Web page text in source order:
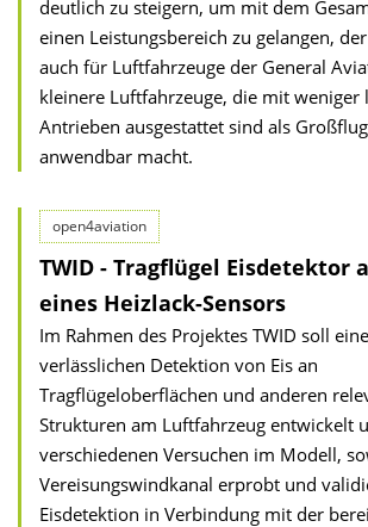
deutlich zu steigern, um mit dem
einen Leistungsbereich zu gelangen,
auch für Luftfahrzeuge der General
kleinere Luftfahrzeuge, die mit weniger
Antrieben ausgestattet sind als
anwendbar macht.
open4aviation
TWID - Tragflügel Eisdetektor
eines Heizlack-Sensors
Im Rahmen des Projektes TWID soll
verlässlichen Detektion von Eis an
Tragflügeloberflächen und anderen
Strukturen am Luftfahrzeug entwickelt
verschiedenen Versuchen im Modell,
Vereisungswindkanal erprobt und
Eisdetektion in Verbindung mit der